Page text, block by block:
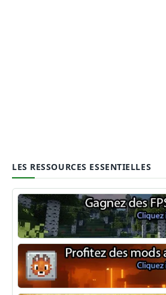
LES RESSOURCES ESSENTIELLES
Optifine
NeoForge